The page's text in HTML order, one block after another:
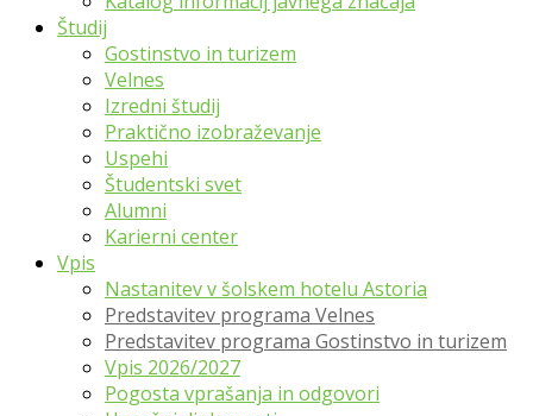
Študij
Gostinstvo in turizem
Velnes
Izredni študij
Praktično izobraževanje
Uspehi
Študentski svet
Alumni
Karierni center
Vpis
Nastanitev v šolskem hotelu Astoria
Predstavitev programa Velnes
Predstavitev programa Gostinstvo in turizem
Vpis 2026/2027
Pogosta vprašanja in odgovori